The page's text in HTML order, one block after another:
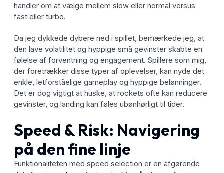
handler om at vælge mellem slow eller normal versus
fast eller turbo.
Da jeg dykkede dybere ned i spillet, bemærkede jeg, at
den lave volatilitet og hyppige små gevinster skabte en
følelse af forventning og engagement. Spillere som mig,
der foretrækker disse typer af oplevelser, kan nyde det
enkle, letforståelige gameplay og hyppige belønninger.
Det er dog vigtigt at huske, at rockets ofte kan reducere
gevinster, og landing kan føles ubønhørligt til tider.
Speed & Risk: Navigering
på den fine linje
Funktionaliteten med speed selection er en afgørende